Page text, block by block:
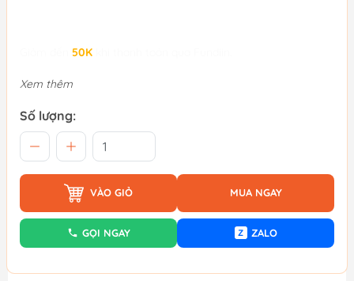
50K
Xem thêm
Số lượng:
VÀO GIỎ MUA NGAY
GỌI NGAY Z ZALO